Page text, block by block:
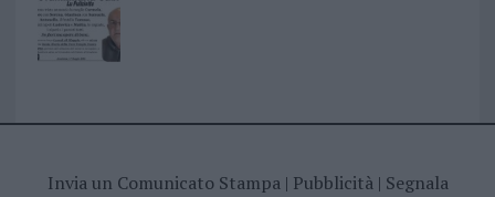
Invia un Comunicato Stampa| Pubblicità| Segnala